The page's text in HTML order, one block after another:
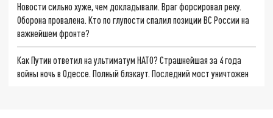
Новости сильно хуже, чем докладывали. Враг форсировал реку.
Оборона провалена. Кто по глупости спалил позиции ВС России на
важнейшем фронте?
Как Путин ответил на ультиматум НАТО? Страшнейшая за 4 года
войны ночь в Одессе. Полный блэкаут. Последний мост уничтожен